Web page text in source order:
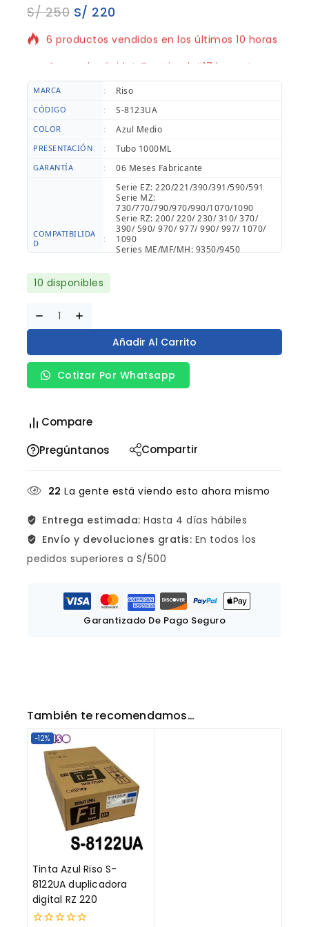
S/250 S/ 220
6 productos vendidos en los últimos 10 horas
¡Se vende rápido! ¡Terminado! 17 la gente
MARCA : Riso
CÓDIGO : S-8123UA
COLOR : Azul Medio
PRESENTACIÓN : Tubo 1000ML
GARANTÍA : 06 Meses Fabricante
COMPATIBILIDA
D
:
Serie EZ: 220/221/390/391/590/591
Serie MZ:
730/770/790/970/990/1070/1090
Serie RZ: 200/ 220/ 230/ 310/ 370/
390/ 590/ 970/ 977/ 990/ 997/ 1070/
1090
Series ME/MF/MH: 9350/9450
10 disponibles
Añadir Al Carrito
Cotizar Por Whatsapp
Compare
Pregúntanos
Compartir
22 La gente está viendo esto ahora mismo
Entrega estimada: Hasta 4 días hábiles
Envío y devoluciones gratis: En todos los
pedidos superiores a S/500
Garantizado De Pago Seguro
También te recomendamos…
-12%
Tinta Azul Riso S-
8122UA duplicadora
digital RZ 220